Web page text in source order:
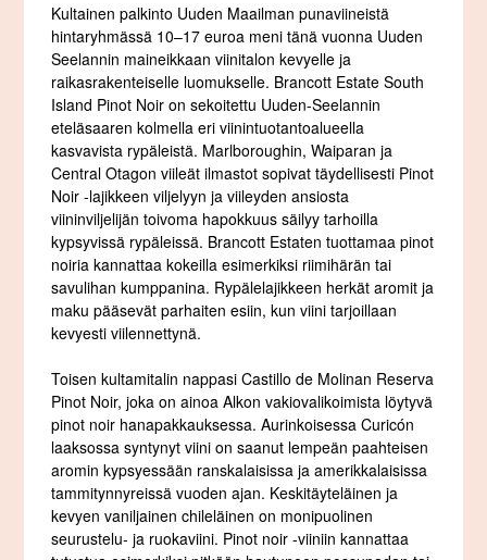
Kultainen palkinto Uuden Maailman punaviineistä
hintaryhmässä 10–17 euroa meni tänä vuonna Uuden
Seelannin maineikkaan viinitalon kevyelle ja
raikasrakenteiselle luomukselle. Brancott Estate South
Island Pinot Noir on sekoitettu Uuden-Seelannin
eteläsaaren kolmella eri viinintuotantoalueella
kasvavista rypäleistä. Marlboroughin, Waiparan ja
Central Otagon viileät ilmastot sopivat täydellisesti Pinot
Noir -lajikkeen viljelyyn ja viileyden ansiosta
viininviljelijän toivoma hapokkuus säilyy tarhoilla
kypsyvissä rypäleissä. Brancott Estaten tuottamaa pinot
noiria kannattaa kokeilla esimerkiksi riimihärän tai
savulihan kumppanina. Rypälelajikkeen herkät aromit ja
maku pääsevät parhaiten esiin, kun viini tarjoillaan
kevyesti viilennettynä.
Toisen kultamitalin nappasi Castillo de Molinan Reserva
Pinot Noir, joka on ainoa Alkon vakiovalikoimista löytyvä
pinot noir hanapakkauksessa. Aurinkoisessa Curicón
laaksossa syntynyt viini on saanut lempeän paahteisen
aromin kypsyessään ranskalaisissa ja amerikkalaisissa
tammitynnyreissä vuoden ajan. Keskitäyteläinen ja
kevyen vaniljainen chileläinen on monipuolinen
seurustelu- ja ruokaviini. Pinot noir -viiniin kannattaa